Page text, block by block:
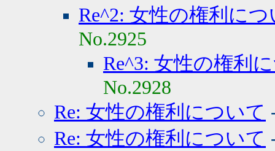
Re^2: 女性の権利に
No.2925
Re^3: 女性の権利
No.2928
Re: 女性の権利について
Re: 女性の権利について